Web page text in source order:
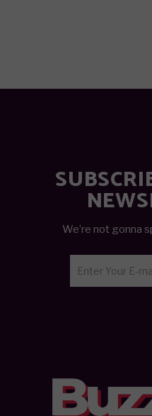
We’re not gonna